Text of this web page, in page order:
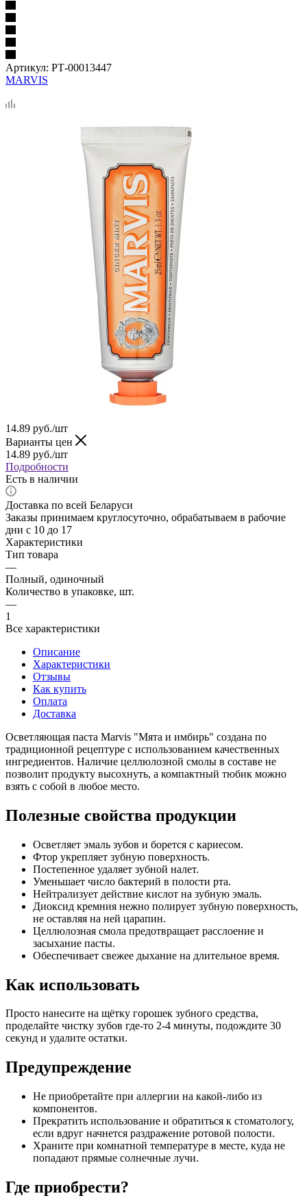
Артикул: РТ-00013447
MARVIS
14.89 руб./шт
Варианты цен
14.89 руб./шт
Подробности
Есть в наличии
Доставка по всей Беларуси
Заказы принимаем круглосуточно, обрабатываем в рабочие
дни с 10 до 17
Характеристики
Тип товара
—
Полный, одиночный
Количество в упаковке, шт.
—
1
Все характеристики
Описание
Характеристики
Отзывы
Как купить
Оплата
Доставка
Осветляющая паста Marvis "Мята и имбирь" создана по
традиционной рецептуре с использованием качественных
ингредиентов. Наличие целлюлозной смолы в составе не
позволит продукту высохнуть, а компактный тюбик можно
взять с собой в любое место.
Полезные свойства продукции
Осветляет эмаль зубов и борется с кариесом.
Фтор укрепляет зубную поверхность.
Постепенное удаляет зубной налет.
Уменьшает число бактерий в полости рта.
Нейтрализует действие кислот на зубную эмаль.
Диоксид кремния нежно полирует зубную поверхность,
не оставляя на ней царапин.
Целлюлозная смола предотвращает расслоение и
засыхание пасты.
Обеспечивает свежее дыхание на длительное время.
Как использовать
Просто нанесите на щётку горошек зубного средства,
проделайте чистку зубов где-то 2-4 минуты, подождите 30
секунд и удалите остатки.
Предупреждение
Не приобретайте при аллергии на какой-либо из
компонентов.
Прекратить использование и обратиться к стоматологу,
если вдруг начнется раздражение ротовой полости.
Храните при комнатной температуре в месте, куда не
попадают прямые солнечные лучи.
Где приобрести?